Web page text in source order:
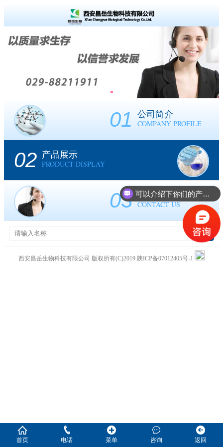
01 公司简介
COMPANY PROFILE
02 产品展示
PRODUCT DISPLAY
03 联系我们
CONTACT US
西安昌岳生物科技有限公司 版权所有(C)2019 陕ICP备07012405号-1
首页 电话 菜单 咨询 返回
可以介绍下你们的产品么？